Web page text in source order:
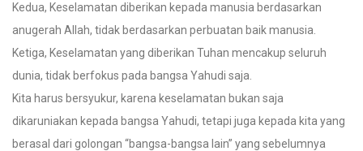
Kedua, Keselamatan diberikan kepada manusia berdasarkan
anugerah Allah, tidak berdasarkan perbuatan baik manusia.
Ketiga, Keselamatan yang diberikan Tuhan mencakup seluruh
dunia, tidak berfokus pada bangsa Yahudi saja.
Kita harus bersyukur, karena keselamatan bukan saja
dikaruniakan kepada bangsa Yahudi, tetapi juga kepada kita yang
berasal dari golongan “bangsa-bangsa lain” yang sebelumnya